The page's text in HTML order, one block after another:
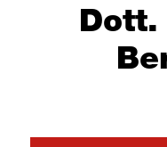
Dott.